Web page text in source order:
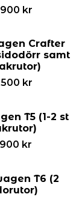
kr
Crafter
samt
kr
T5 (1-2 st
kr
T6 (2